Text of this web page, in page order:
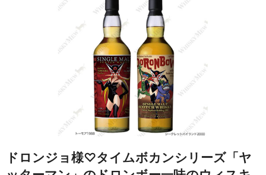
ドロンジョ様♡タイムボカンシリーズ「ヤ